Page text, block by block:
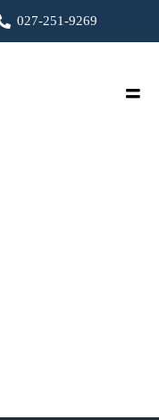
027-251-9269